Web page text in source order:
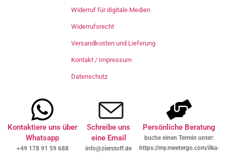
Widerruf für digitale Medien
Widerrufsrecht
Versandkosten und Lieferung
Kontakt / Impressum
Datenschutz
Kontaktiere uns über
Whatsapp
+49 178 91 59 688
Schreibe uns
eine Email
info@zierstoff.de
Persönliche Beratung
buche einen Termin unter:
https://my.meetergo.com/ilka-